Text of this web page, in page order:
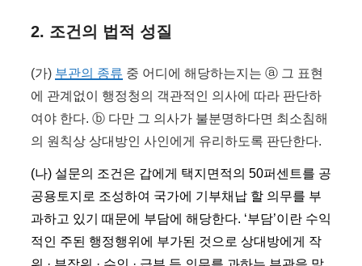
2. 조건의 법적 성질
(가) 부관의 종류 중 어디에 해당하는지는 ⓐ 그 표현
에 관계없이 행정청의 객관적인 의사에 따라 판단하
여야 한다. ⓑ 다만 그 의사가 불분명하다면 최소침해
의 원칙상 상대방인 사인에게 유리하도록 판단한다.
(나) 설문의 조건은 갑에게 택지면적의 50퍼센트를 공
공용토지로 조성하여 국가에 기부채납 할 의무를 부
과하고 있기 때문에 부담에 해당한다. ‘부담’이란 수익
적인 주된 행정행위에 부가된 것으로 상대방에게 작